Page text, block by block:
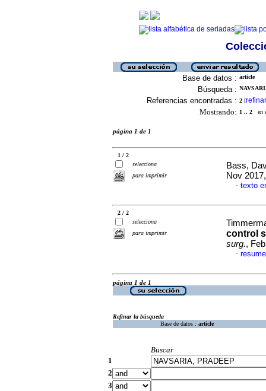
Base de datos : article
Búsqueda :
Referencias encontradas : 2 [refinar
Mostrando: 1 .. 2 en
página 1 de 1
1 / 2
selecciona
para imprimir
Bass,
Nov
· texto
2 / 2
selecciona
para imprimir
control
surg.,
·
página 1 de 1
Refinar la búsqueda
Base de datos : article
Buscar
1
2
3